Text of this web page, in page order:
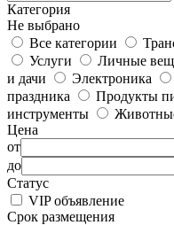
Категория
Не выбрано
Все категории
Услуги
Личные
и дачи
Электроника
праздника
Продукты
инструменты
Цена
от
до
Статус
VIP объявление
Срок размещения